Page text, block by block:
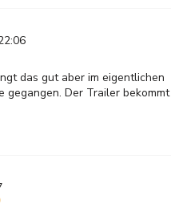
das gut aber im eigentlichen
gegangen. Der Trailer bekommt